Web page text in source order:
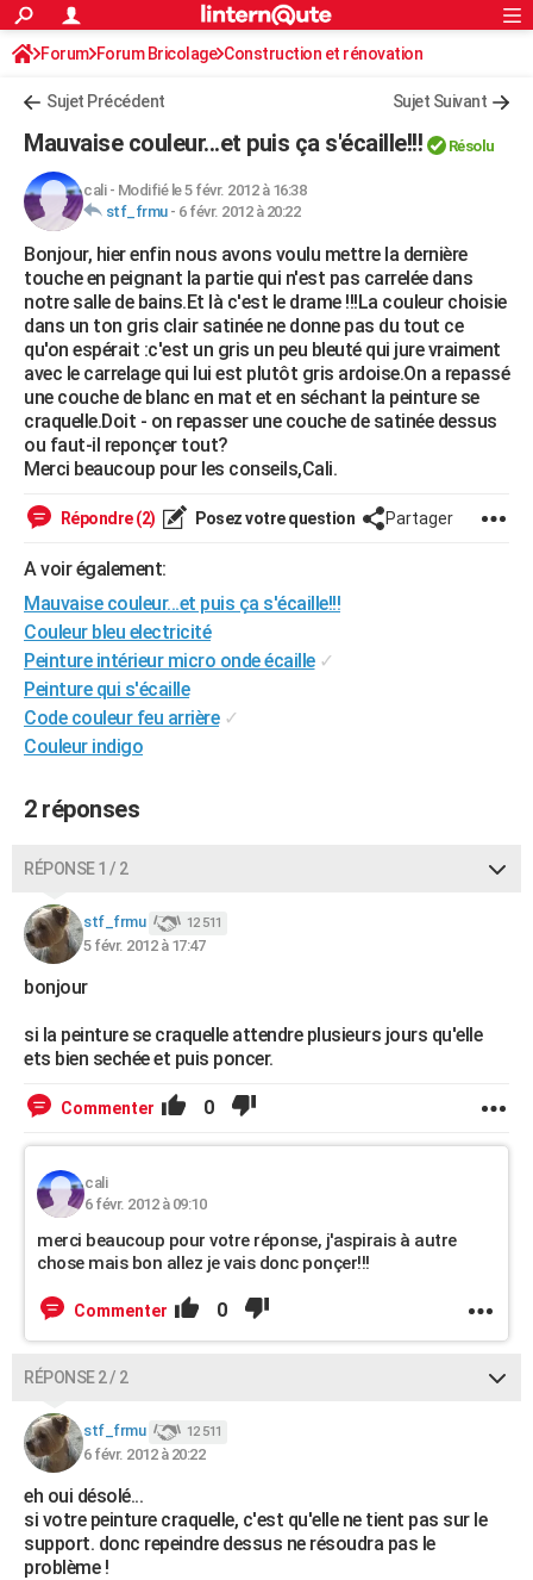
ACTUALITÉS
Politique
Société
Faits Divers
Education
Monde
Villes
+
FINANCE
Retraite
Impôts
Epargne
Immobilier
Risques naturels par ville
Banque
Assurance
Crédit
AUTO
Essais
Réserver un essai
Citadines
Berlines
SUV
Forum auto
+HIGH-TECH
Mobiles
Meilleur smartphone
Internet
Ordinateurs
Jeux vidéo
Guide high-tech
+BRICOLAGE
Forum
Aménagement intérieur
Extérieur
Cuisine
Salle de bains
Jardinage
Rangement
WEEK-END
Guides de France
Escapades
Patrimoine
Expositions
Week-end nature
LIFESTYLE
Art de vivre
Bien-être
Loisirs
ModeModes de vie
SANTE
Alimentation
Guide de la santé
Maladies
Médicaments
Sommeil
VOYAGE
Destinations
City break
Voyage nature
Voyage de noces
Forum
Climat
PHOTO
GUIDES D'ACHAT
BONS PLANS
CARTE DE VOEUX
Carte de Noël
Carte Bonne année
Carte Saint-Valentin
Carte Pâques
Carte d'anniversaire
DICTIONNAIRE
Dictionnaire
Biographies
Citations
Expressions
Proverbes
PROGRAMME TV
AVIS DE DÉCÈS
FORUM
Bricolage
Lifestyle
Culture
Sport
Auto
Television
Voyage
Cinema
Rechercher
S'inscrire
Connexion
Forum Forum Bricolage Construction et rénovation
Sujet Précédent Sujet Suivant
Mauvaise couleur...et puis ça s'écaille!!! Résolu
cali- Modifié le 5 févr. 2012 à 16:38
stf_frmu- 6 févr. 2012 à 20:22
Bonjour, hier enfin nous avons voulu mettre la dernière
touche en peignant la partie qui n'est pas carrelée dans
notre salle de bains.Et là c'est le drame !!!La couleur choisie
dans un ton gris clair satinée ne donne pas du tout ce
qu'on espérait :c'est un gris un peu bleuté qui jure vraiment
avec le carrelage qui lui est plutôt gris ardoise.On a repassé
une couche de blanc en mat et en séchant la peinture se
craquelle.Doit - on repasser une couche de satinée dessus
ou faut-il reponçer tout?
Merci beaucoup pour les conseils,Cali.
Répondre (2) Posez votre question Partager
A voir également:
Mauvaise couleur...et puis ça s'écaille!!!
Couleur bleu electricité
Peinture intérieur micro onde écaille ✓
Peinture qui s'écaille
Code couleur feu arrière ✓
Couleur indigo
2 réponses
RÉPONSE 1 / 2
stf_frmu 12 511
5 févr. 2012 à 17:47
bonjour
si la peinture se craquelle attendre plusieurs jours qu'elle
ets bien sechée et puis poncer.
Commenter 0
cali
6 févr. 2012 à 09:10
merci beaucoup pour votre réponse, j'aspirais à autre
chose mais bon allez je vais donc ponçer!!!
Commenter 0
RÉPONSE 2 / 2
stf_frmu 12 511
6 févr. 2012 à 20:22
eh oui désolé...
si votre peinture craquelle, c'est qu'elle ne tient pas sur le
support. donc repeindre dessus ne résoudra pas le
problème !